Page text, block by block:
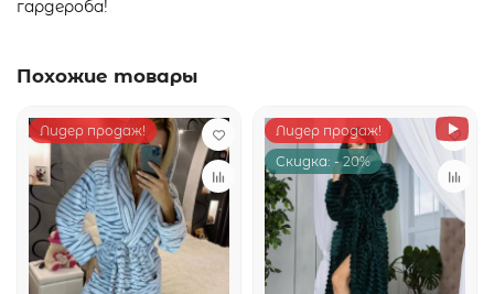
гардероба!
Похожие товары
Лидер продаж!
Лидер продаж!
Скидка: - 20%